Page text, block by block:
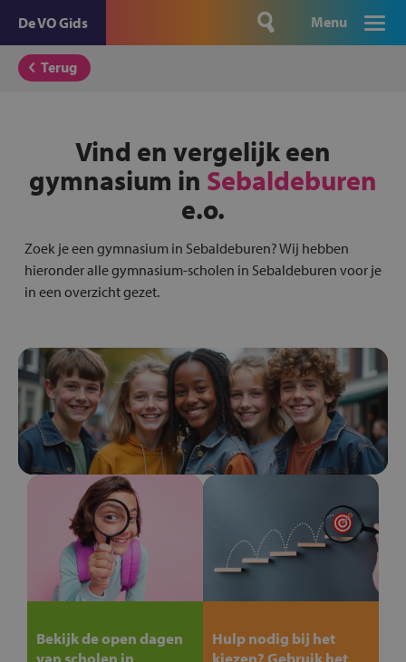
De VO Gids Menu
Terug
Vind en vergelijk een
gymnasium in Sebaldeburen
e.o.
Zoek je een gymnasium in Sebaldeburen? Wij hebben
hieronder alle gymnasium-scholen in Sebaldeburen voor je
in een overzicht gezet.
Bekijk de open dagen
van scholen in
Hulp nodig bij het
kiezen? Gebruik het